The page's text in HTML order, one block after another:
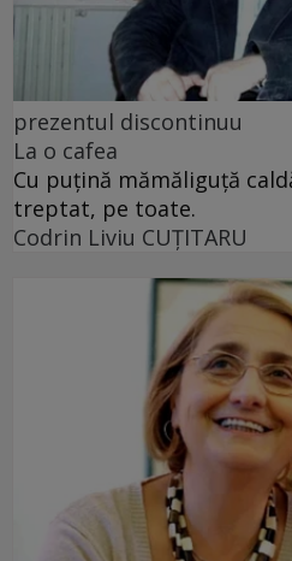
prezentul discontinuu
La o cafea
Cu puţină mămăliguţă
treptat, pe toate.
Codrin Liviu CUŢITARU